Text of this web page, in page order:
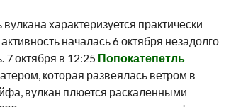
характеризуется практически
началась 6 октября незадолго
7 октября в 12:25 Попокатепетль
которая развеялась ветром в
вулкан плюется раскаленными